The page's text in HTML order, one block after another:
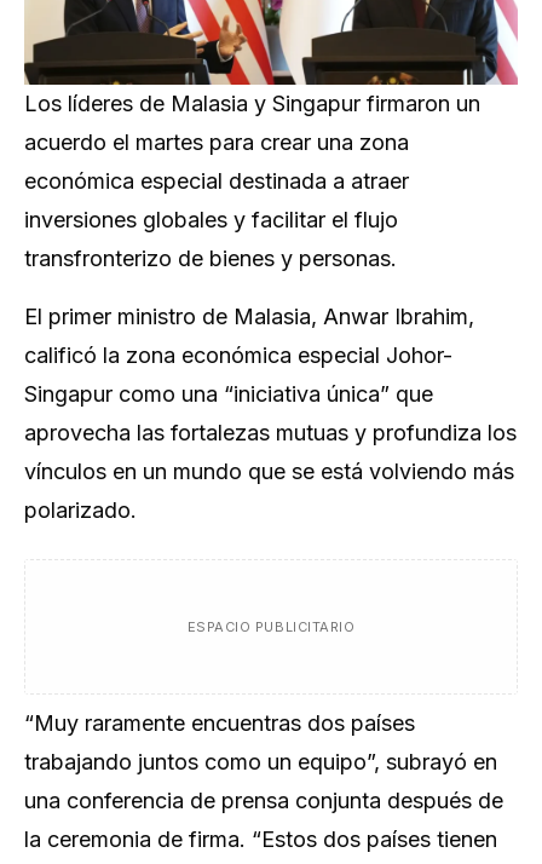
Los líderes de Malasia y Singapur firmaron un
acuerdo el martes para crear una zona
económica especial destinada a atraer
inversiones globales y facilitar el flujo
transfronterizo de bienes y personas.
El primer ministro de Malasia, Anwar Ibrahim,
calificó la zona económica especial Johor-
Singapur como una “iniciativa única” que
aprovecha las fortalezas mutuas y profundiza los
vínculos en un mundo que se está volviendo más
polarizado.
ESPACIO PUBLICITARIO
“Muy raramente encuentras dos países
trabajando juntos como un equipo”, subrayó en
una conferencia de prensa conjunta después de
la ceremonia de firma. “Estos dos países tienen